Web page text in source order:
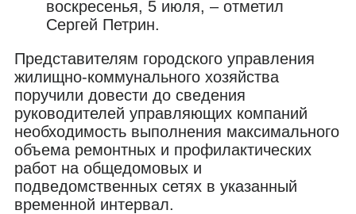
воскресенья, 5 июля, – отметил
Сергей Петрин.
Представителям городского управления
жилищно-коммунального хозяйства
поручили довести до сведения
руководителей управляющих компаний
необходимость выполнения максимального
объема ремонтных и профилактических
работ на общедомовых и
подведомственных сетях в указанный
временной интервал.